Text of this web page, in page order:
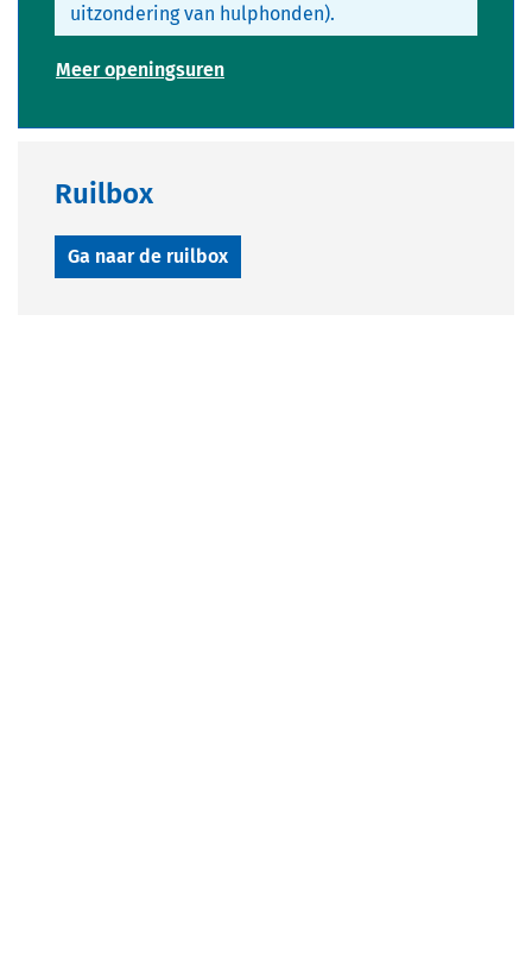
uitzondering van hulphonden).
Meer openingsurenInfopunt
Ruilbox
Ga naar de ruilbox